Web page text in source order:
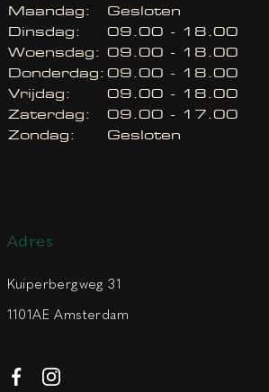
Maandag:
Gesloten
Dinsdag:
09.00 - 18.00
Woensdag: 09.00 - 18.00
Donderdag: 09.00 - 18.00
Vrijdag:
09.00 - 18.00
Zaterdag:
09.00 - 17.00
Zondag:
Gesloten
Adres
Kuiperbergweg 31
1101AE Amsterdam